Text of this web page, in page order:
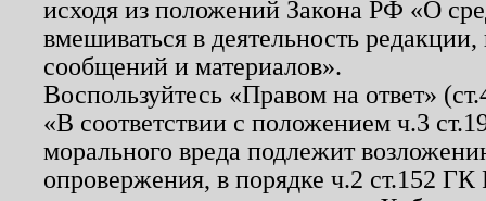
исходя из положений Закона РФ «О
вмешиваться в деятельность
сообщений и материалов».
Воспользуйтесь «Правом на ответ»
«В соответствии с положением ч.3
морального вреда подлежит
опровержения, в порядке ч.2 ст.152